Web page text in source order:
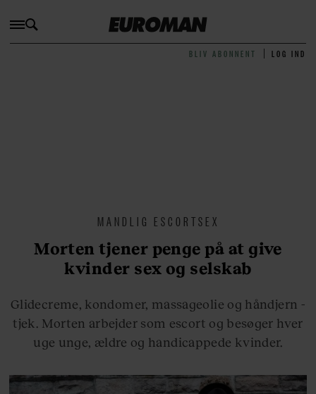
BLIV ABONNENT LOG IND
MANDLIG ESCORTSEX
Morten tjener penge på at give
kvinder sex og selskab
Glidecreme, kondomer, massageolie og håndjern -
tjek. Morten arbejder som escort og besøger hver
uge unge, ældre og handicappede kvinder.